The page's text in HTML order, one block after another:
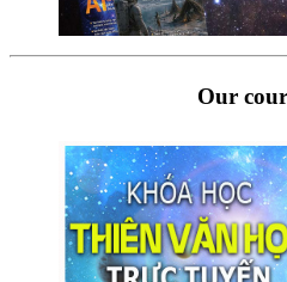
Our